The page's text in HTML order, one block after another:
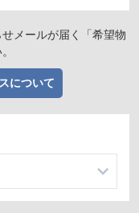
メールが届く「希望物
について